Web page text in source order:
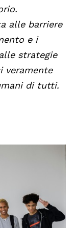
alle barriere
e i
strategie
veramente
di tutti.